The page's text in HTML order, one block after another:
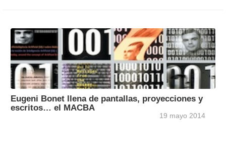
Eugeni Bonet llena de pantallas, proyecciones y
escritos… el MACBA
19 mayo 2014